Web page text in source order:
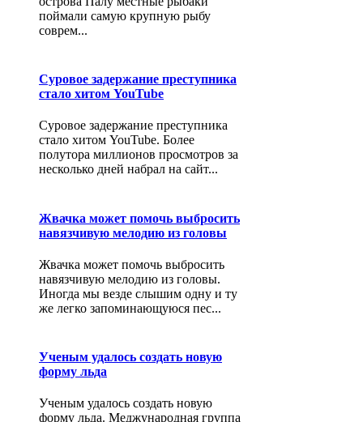
поймали самую крупную рыбу
соврем...
Суровое задержание преступника
стало хитом YouTube
Суровое задержание преступника
стало хитом YouTube. Более
полутора миллионов просмотров за
несколько дней набрал на сайт...
Жвачка может помочь выбросить
навязчивую мелодию из головы
Жвачка может помочь выбросить
навязчивую мелодию из головы.
Иногда мы везде слышим одну и ту
же легко запоминающуюся пес...
Ученым удалось создать новую
форму льда
Ученым удалось создать новую
форму льда. Меджународная группа